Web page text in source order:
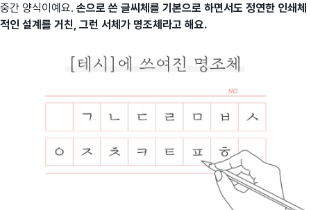
중간 양식이예요. 손으로 쓴 글씨체를 기본으로 하면서도 정연한 인쇄체
적인 설계를 거친, 그런 서체가 명조체라고 해요.